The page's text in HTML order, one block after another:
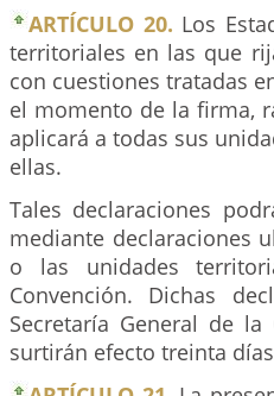
ARTÍCULO 20. Los
territoriales en las que
con cuestiones tratadas
el momento de la firma,
aplicará a todas sus
ellas.
Tales declaraciones
mediante declaraciones
o las unidades
Convención. Dichas
Secretaría General de
surtirán efecto treinta